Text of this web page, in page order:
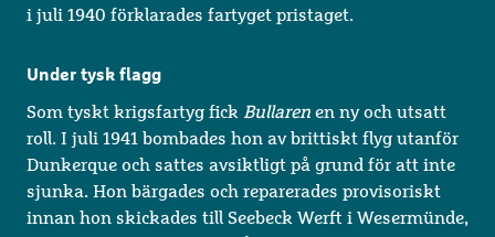
i juli 1940 förklarades fartyget pristaget.
Under tysk flagg
Som tyskt krigsfartyg fick Bullaren en ny och utsatt
roll. I juli 1941 bombades hon av brittiskt flyg utanför
Dunkerque och sattes avsiktligt på grund för att inte
sjunka. Hon bärgades och reparerades provisoriskt
innan hon skickades till Seebeck Werft i Wesermünde,